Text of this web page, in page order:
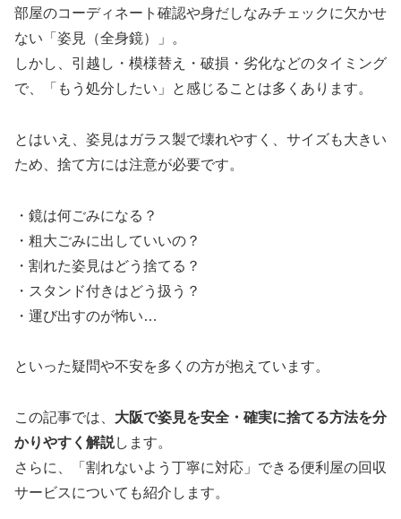
部屋のコーディネート確認や身だしなみチェックに欠かせ
ない「姿見（全身鏡）」。
しかし、引越し・模様替え・破損・劣化などのタイミング
で、「もう処分したい」と感じることは多くあります。
とはいえ、姿見はガラス製で壊れやすく、サイズも大きい
ため、捨て方には注意が必要です。
・鏡は何ごみになる？
・粗大ごみに出していいの？
・割れた姿見はどう捨てる？
・スタンド付きはどう扱う？
・運び出すのが怖い…
といった疑問や不安を多くの方が抱えています。
この記事では、 大阪で姿見を安全・確実に捨てる方法を分
かりやすく解説します。
さらに、「割れないよう丁寧に対応」できる便利屋の回収
サービスについても紹介します。